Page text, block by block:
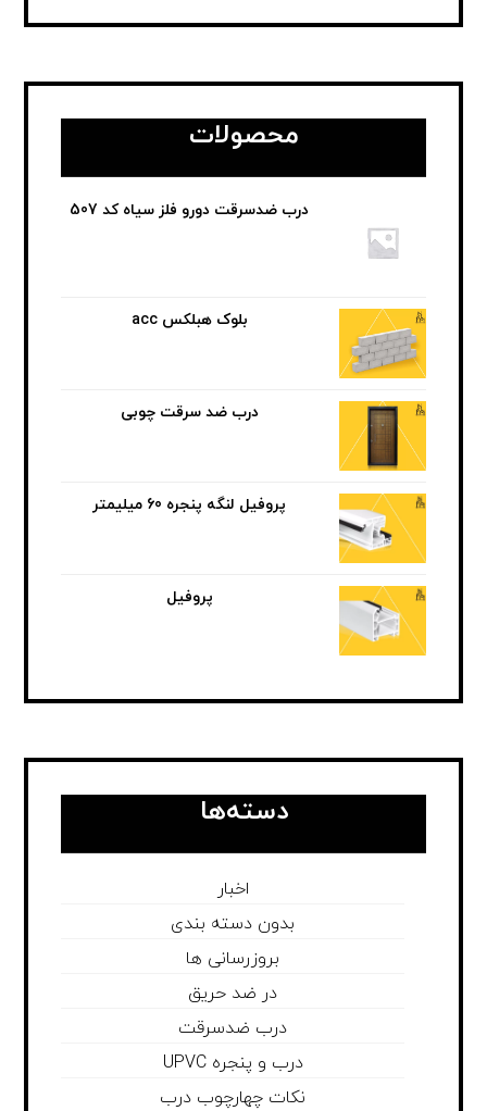
محصولات
درب ضدسرقت دورو فلز سیاه کد 507
بلوک هبلکس acc
درب ضد سرقت چوبی
پروفیل لنگه پنجره 60 میلیمتر
پروفیل
دسته‌ها
اخبار
بدون دسته بندی
بروزرسانی ها
در ضد حریق
درب ضدسرقت
درب و پنجره UPVC
نکات چهارچوب درب